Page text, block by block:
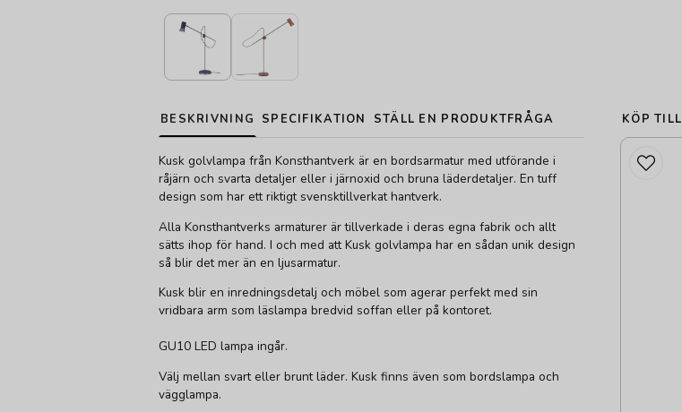
BESKRIVNING SPECIFIKATION STÄLL EN PRODUKTFRÅGA
Kusk golvlampa från Konsthantverk är en bordsarmatur med utförande i
råjärn och svarta detaljer eller i järnoxid och bruna läderdetaljer. En tuff
design som har ett riktigt svensktillverkat hantverk.
Alla Konsthantverks armaturer är tillverkade i deras egna fabrik och allt
sätts ihop för hand. I och med att Kusk golvlampa har en sådan unik design
så blir det mer än en ljusarmatur.
Kusk blir en inredningsdetalj och möbel som agerar perfekt med sin
vridbara arm som läslampa bredvid soffan eller på kontoret.
GU10 LED lampa ingår.
Välj mellan svart eller brunt läder. Kusk finns även som bordslampa och
vägglampa.
KÖP TILL